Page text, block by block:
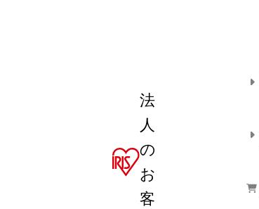
法
人
の
お
客